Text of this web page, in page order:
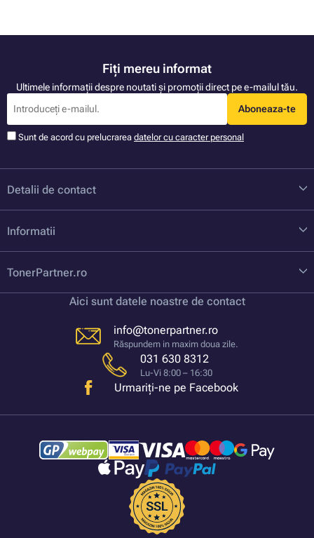
Fiți mereu informat
Ultimele informații despre noutati și promoții direct pe e-mailul tău.
Aboneaza-te
Sunt de acord cu prelucrarea datelor cu caracter personal
Detalii de contact
Informatii
TonerPartner.ro
Aici sunt datele noastre de contact
info@tonerpartner.ro
Răspundem in maxim doua zile.
031 630 8312
Lu-Vi 8:00 – 16:30
Urmariți-ne pe Facebook